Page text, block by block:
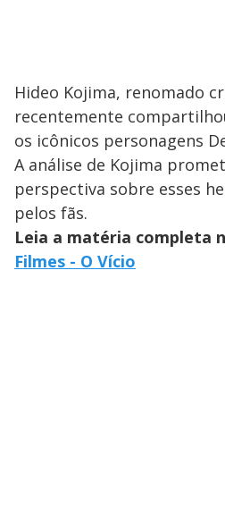
Hideo Kojima, renomado
recentemente
os icônicos personagens
A análise de Kojima
perspectiva sobre esses
pelos fãs.
Leia a matéria completa
Filmes - O Vício